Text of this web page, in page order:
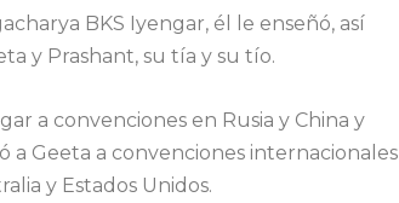
BKS Iyengar, él le enseñó, así
y Prashant, su tía y su tío.
a convenciones en Rusia y China y
a Geeta a convenciones internacionales
y Estados Unidos.